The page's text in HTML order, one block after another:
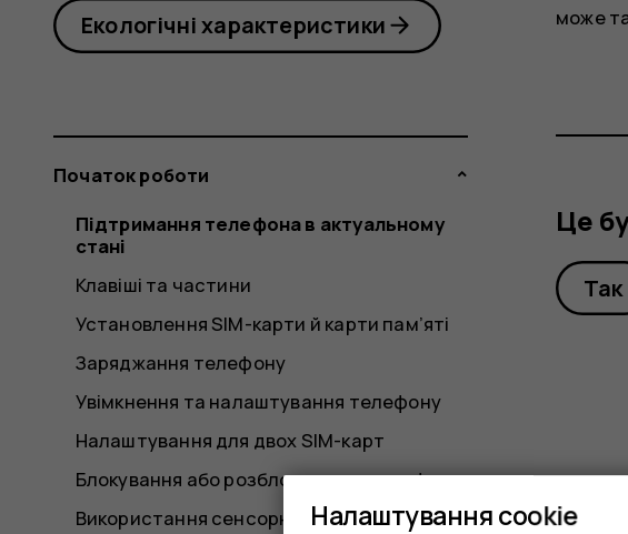
може
Це
Так
Екологічні характеристики
Початок роботи
Підтримання телефона в актуальному
стані
Клавіші та частини
Установлення SIM-карти й карти пам’яті
Заряджання телефону
Увімкнення та налаштування телефону
Налаштування для двох SIM-карт
Блокування або розблокування телефона
Використання сенсорного екранаНалаштування cookie